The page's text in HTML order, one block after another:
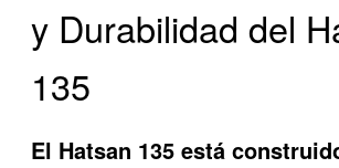
y Durabilidad del
135
El Hatsan 135 está